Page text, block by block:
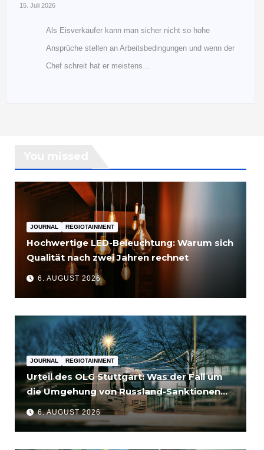
15. Juli 2026
Als Eisverkäufer kann man sicher nicht so hohe
Ansprüche stellen an Arbeitsbedingungen und wenn der
Chef schreit hat er meistens…
JOURNAL REGIOTAINMENT
Hochwertige LED-Beleuchtung: Warum sich
Qualität nach zwei Jahren rechnet
6. AUGUST 2026
JOURNAL REGIOTAINMENT
Urteil des OLG Stuttgart: Was der Fall um
die Umgehung von Russland-Sanktionen
für Unternehmen bedeutet
6. AUGUST 2026